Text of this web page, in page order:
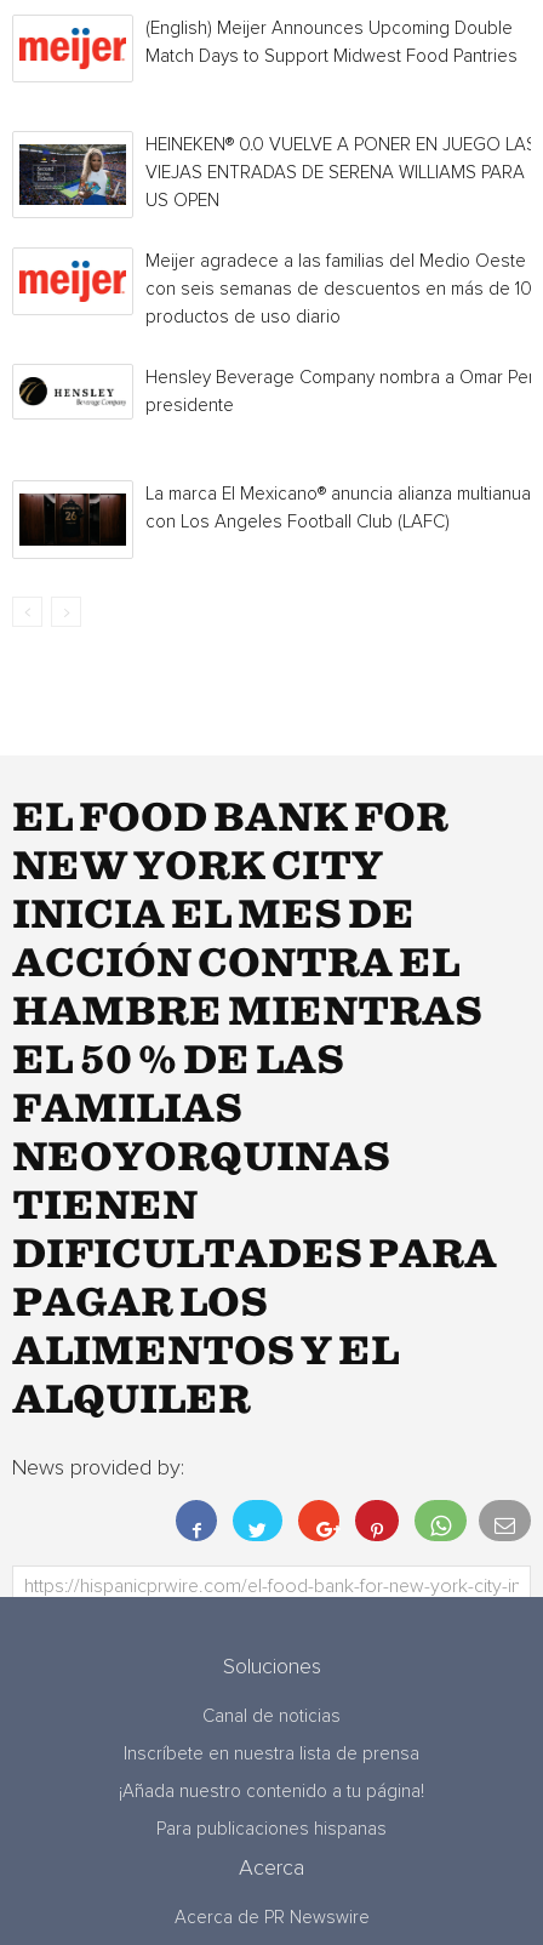
(English) Meijer Announces Upcoming Double
Match Days to Support Midwest Food Pantries
HEINEKEN® 0.0 VUELVE A PONER EN JUEGO LAS
VIEJAS ENTRADAS DE SERENA WILLIAMS PARA
US OPEN
Meijer agradece a las familias del Medio Oeste
con seis semanas de descuentos en más de
productos de uso diario
Hensley Beverage Company nombra a Omar
presidente
La marca El Mexicano® anuncia alianza multianual
con Los Angeles Football Club (LAFC)
EL FOOD BANK FOR
NEW YORK CITY
INICIA EL MES DE
ACCIÓN CONTRA EL
HAMBRE MIENTRAS
EL 50 % DE LAS
FAMILIAS
NEOYORQUINAS
TIENEN
DIFICULTADES PARA
PAGAR LOS
ALIMENTOS Y EL
ALQUILER
News provided by:
Soluciones
Canal de noticias
Inscríbete en nuestra lista de prensa
¡Añada nuestro contenido a tu página!
Para publicaciones hispanas
Acerca
Acerca de PR Newswire